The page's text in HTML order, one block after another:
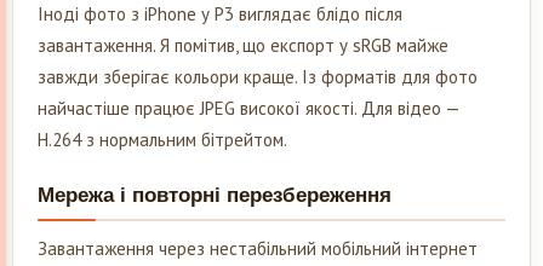
Іноді фото з iPhone у P3 виглядає блідо після
завантаження. Я помітив, що експорт у sRGB майже
завжди зберігає кольори краще. Із форматів для фото
найчастіше працює JPEG високої якості. Для відео —
H.264 з нормальним бітрейтом.
Мережа і повторні перезбереження
Завантаження через нестабільний мобільний інтернет